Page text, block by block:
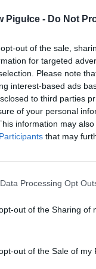
Pigułce - Do Not
out of the sale,
for targeted
Please note
interest-based ads
to third parties
of your personal
information may
that may
Processing Opt
out of the Sharing of
out of the Sale of my